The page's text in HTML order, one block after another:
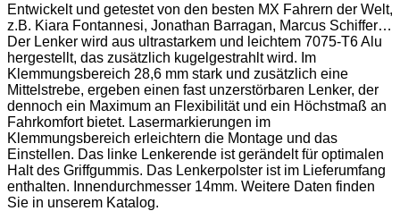
Entwickelt und getestet von den besten MX Fahrern der Welt,
z.B. Kiara Fontannesi, Jonathan Barragan, Marcus Schiffer…
Der Lenker wird aus ultrastarkem und leichtem 7075-T6 Alu
hergestellt, das zusätzlich kugelgestrahlt wird. Im
Klemmungsbereich 28,6 mm stark und zusätzlich eine
Mittelstrebe, ergeben einen fast unzerstörbaren Lenker, der
dennoch ein Maximum an Flexibilität und ein Höchstmaß an
Fahrkomfort bietet. Lasermarkierungen im
Klemmungsbereich erleichtern die Montage und das
Einstellen. Das linke Lenkerende ist gerändelt für optimalen
Halt des Griffgummis. Das Lenkerpolster ist im Lieferumfang
enthalten. Innendurchmesser 14mm. Weitere Daten finden
Sie in unserem Katalog.